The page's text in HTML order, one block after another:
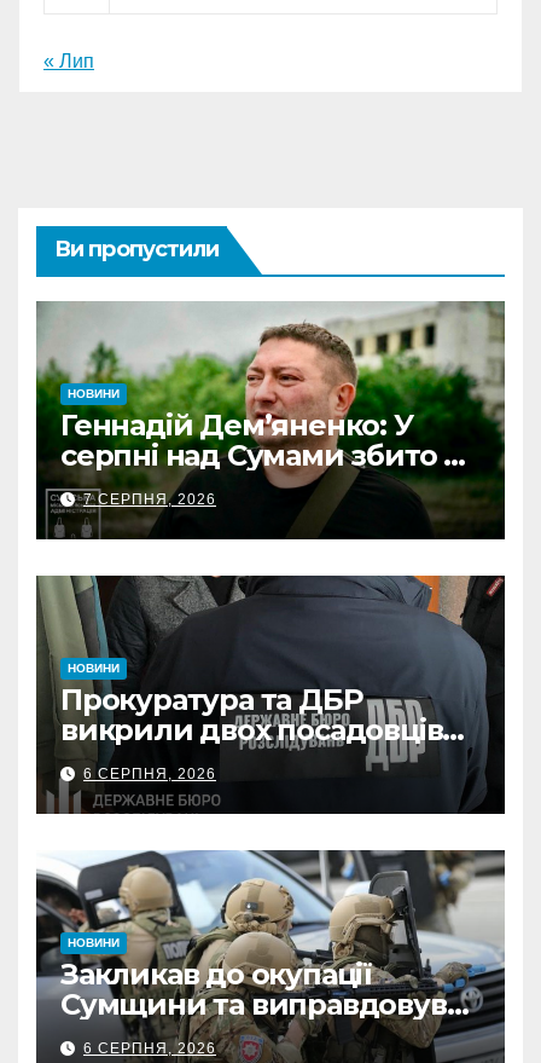
« Лип
Ви пропустили
НОВИНИ
Геннадій Дем’яненко: У
серпні над Сумами збито 6
КАБів
7 СЕРПНЯ, 2026
НОВИНИ
Прокуратура та ДБР
викрили двох посадовців
ДПС Сумщини на вимаганні
неправомірної вигоди у
ФОПа
6 СЕРПНЯ, 2026
НОВИНИ
Закликав до окупації
Сумщини та виправдовував
обстріли: СБУ викрила
6 СЕРПНЯ, 2026